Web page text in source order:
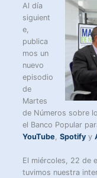
Al día
siguient
e,
publica
mos un
nuevo
episodio
de
Martes
de Números sobre
el Banco Popular
YouTube ,Spotify y
El miércoles, 22 de
tuvimos nuestra